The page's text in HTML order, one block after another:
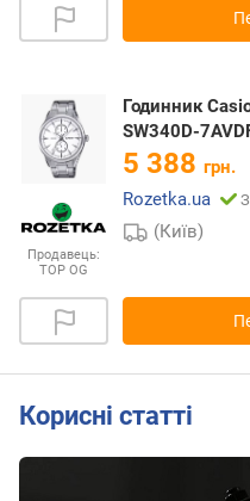
Продавець:
TOP OG
Годинник
SW340D-
5 388 грн.
Rozetka.ua
(Київ)
Корисні статті